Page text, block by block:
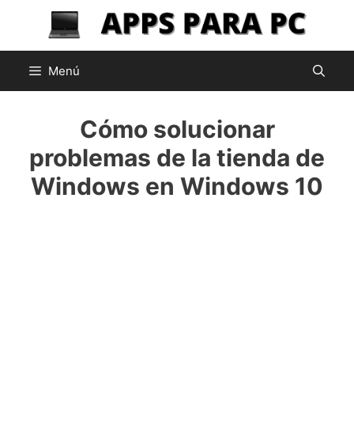
contenido
Menú
Cómo solucionar
problemas de la tienda de
Windows en Windows 10